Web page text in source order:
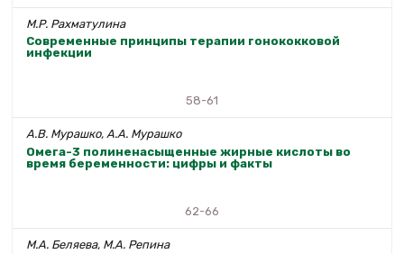
М.Р. Рахматулина
Современные принципы терапии гонококковой
инфекции
58-61
А.В. Мурашко, А.А. Мурашко
Омега-3 полиненасыщенные жирные кислоты во
время беременности: цифры и факты
62-66
М.А. Беляева, М.А. Репина